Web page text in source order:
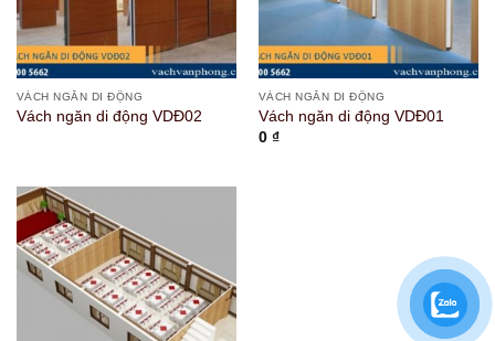
VÁCH NGĂN DI ĐỘNG
Vách ngăn di động VDĐ02
VÁCH NGĂN DI ĐỘNG
Vách ngăn di động VDĐ01
0 ₫